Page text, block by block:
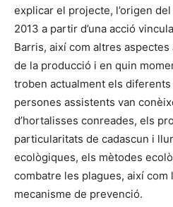
explicar el projecte, l’origen del
2013 a partir d’una acció
Barris, així com altres aspectes
de la producció i en quin
troben actualment els
persones assistents van
d’hortalisses conreades, els
particularitats de cadascun i
ecològiques, els mètodes
combatre les plagues, així
mecanisme de prevenció.